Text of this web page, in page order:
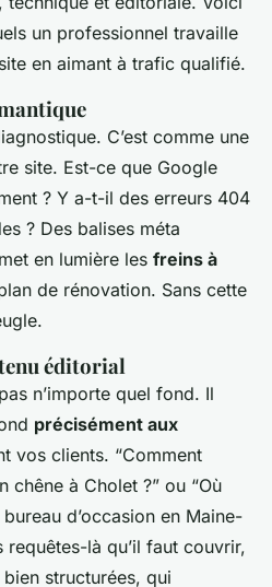
un professionnel travaille
en aimant à trafic qualifié.
C’est comme une
site. Est-ce que Google
? Y a-t-il des erreurs 404
? Des balises méta
en lumière les freins à
de rénovation. Sans cette
éditorial
n’importe quel fond. Il
précisément aux
vos clients. “Comment
chêne à Cholet ?” ou “Où
d’occasion en Maine-
là qu’il faut couvrir,
structurées, qui